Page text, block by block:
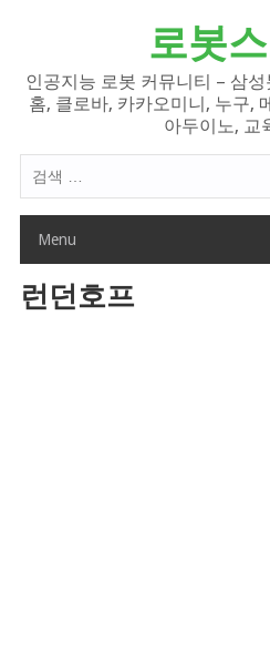
로봇
인공지능 로봇 커뮤니티 – 삼
홈, 클로바, 카카오미니, 누구,
아두이노, 교
색
Menu
런던호프